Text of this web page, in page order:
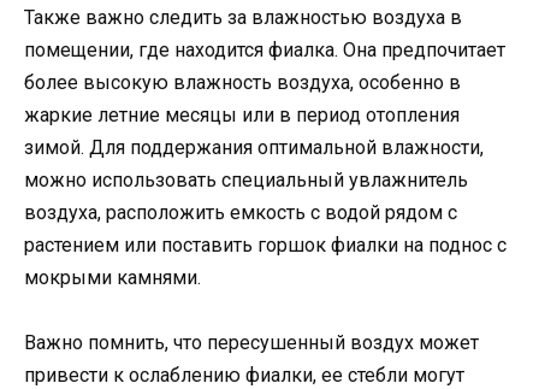
Также важно следить за влажностью воздуха в
помещении, где находится фиалка. Она предпочитает
более высокую влажность воздуха, особенно в
жаркие летние месяцы или в период отопления
зимой. Для поддержания оптимальной влажности,
можно использовать специальный увлажнитель
воздуха, расположить емкость с водой рядом с
растением или поставить горшок фиалки на поднос с
мокрыми камнями.
Важно помнить, что пересушенный воздух может
привести к ослаблению фиалки, ее стебли могут